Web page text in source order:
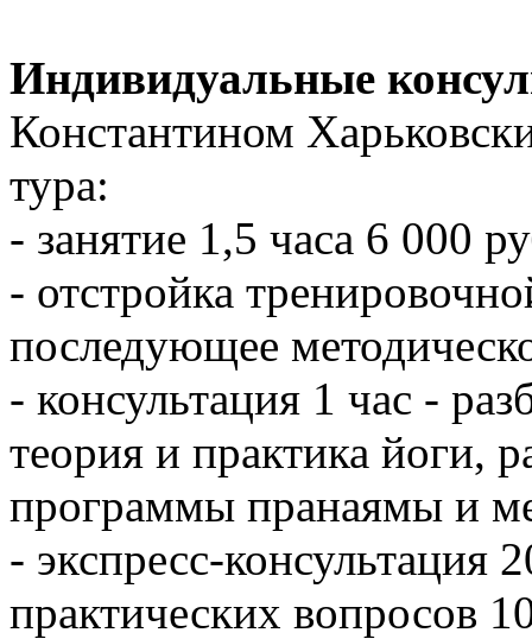
Индивидуальные
Константином
тура:
- занятие 1,5 часа 6 000
- отстройка
последующее
- консультация 1 час -
теория и практика йоги,
программы пранаямы и
- экспресс-
практических вопросов